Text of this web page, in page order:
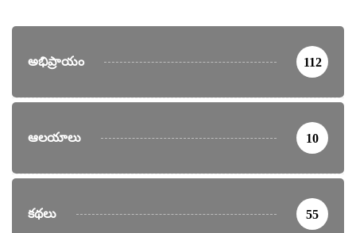
అభిప్రాయం 112
ఆలయాలు 10
కథలు 55